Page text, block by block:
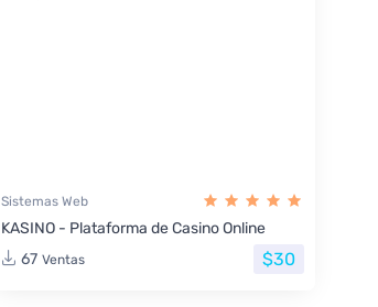
Sistemas Web
KASINO - Plataforma de Casino Online
67 Ventas $30